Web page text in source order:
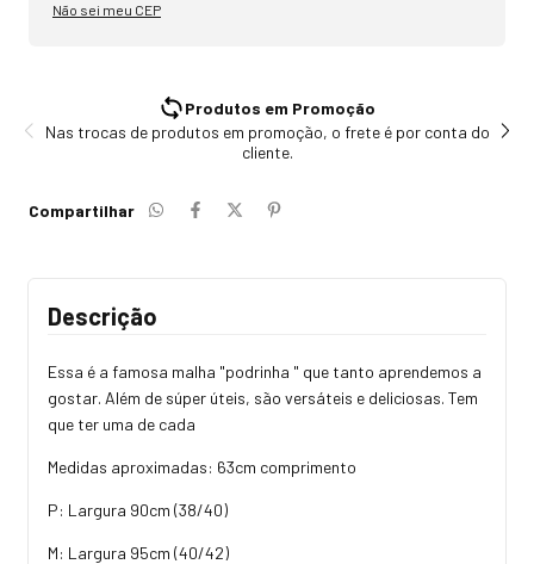
Não sei meu CEP
Produtos em Promoção
Nas trocas de produtos em promoção, o frete é por conta do
cliente.
Compartilhar
Descrição
Essa é a famosa malha "podrinha " que tanto aprendemos a
gostar. Além de súper úteis, são versáteis e deliciosas. Tem
que ter uma de cada
Medidas aproximadas: 63cm comprimento
P: Largura 90cm (38/40)
M: Largura 95cm (40/42)